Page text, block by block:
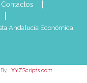
Contactos
Andalucía Económica
: XYZScripts.com